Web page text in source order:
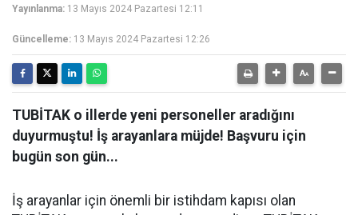
Yayınlanma: 13 Mayıs 2024 Pazartesi 12:11
Güncelleme: 13 Mayıs 2024 Pazartesi 12:26
TUBİTAK o illerde yeni personeller aradığını
duyurmuştu! İş arayanlara müjde! Başvuru için
bugün son gün...
İş arayanlar için önemli bir istihdam kapısı olan